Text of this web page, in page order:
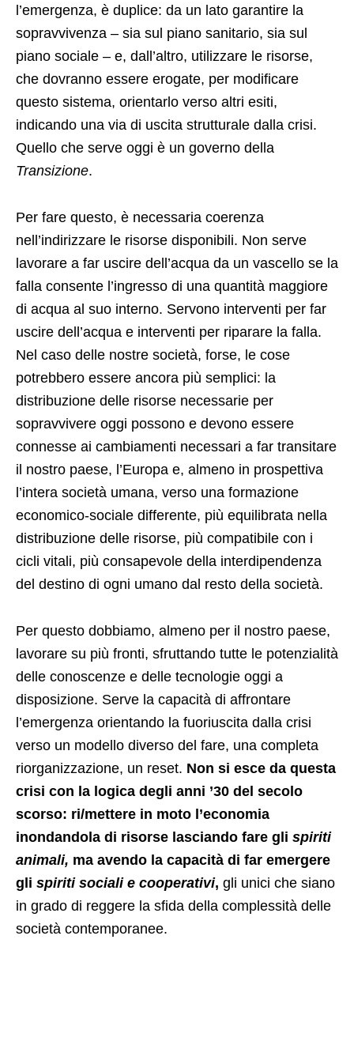
l’emergenza, è duplice: da un lato garantire la
sopravvivenza – sia sul piano sanitario, sia sul
piano sociale – e, dall’altro, utilizzare le risorse,
che dovranno essere erogate, per modificare
questo sistema, orientarlo verso altri esiti,
indicando una via di uscita strutturale dalla crisi.
Quello che serve oggi è un governo della
Transizione.
Per fare questo, è necessaria coerenza
nell’indirizzare le risorse disponibili. Non serve
lavorare a far uscire dell’acqua da un vascello se la
falla consente l’ingresso di una quantità maggiore
di acqua al suo interno. Servono interventi per far
uscire dell’acqua e interventi per riparare la falla.
Nel caso delle nostre società, forse, le cose
potrebbero essere ancora più semplici: la
distribuzione delle risorse necessarie per
sopravvivere oggi possono e devono essere
connesse ai cambiamenti necessari a far transitare
il nostro paese, l’Europa e, almeno in prospettiva
l’intera società umana, verso una formazione
economico-sociale differente, più equilibrata nella
distribuzione delle risorse, più compatibile con i
cicli vitali, più consapevole della interdipendenza
del destino di ogni umano dal resto della società.
Per questo dobbiamo, almeno per il nostro paese,
lavorare su più fronti, sfruttando tutte le potenzialità
delle conoscenze e delle tecnologie oggi a
disposizione. Serve la capacità di affrontare
l’emergenza orientando la fuoriuscita dalla crisi
verso un modello diverso del fare, una completa
riorganizzazione, un reset. Non si esce da questa
crisi con la logica degli anni ’30 del secolo
scorso: ri/mettere in moto l’economia
inondandola di risorse lasciando fare gli spiriti
animali, ma avendo la capacità di far emergere
gli spiriti sociali e cooperativi, gli unici che siano
in grado di reggere la sfida della complessità delle
società contemporanee.